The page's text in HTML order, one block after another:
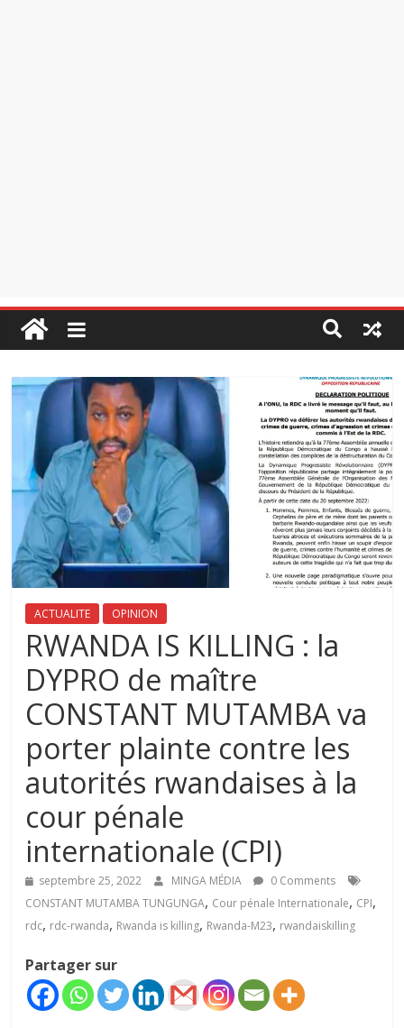
ACTUALITE OPINION
RWANDA IS KILLING : la
DYPRO de maître
CONSTANT MUTAMBA va
porter plainte contre les
autorités rwandaises à la
cour pénale
internationale (CPI)
septembre 25, 2022 MINGA MÉDIA
0 Comments
CONSTANT MUTAMBA TUNGUNGA, Cour pénale Internationale, CPI,
rdc, rdc-rwanda, Rwanda is killing, Rwanda-M23, rwandaiskilling
Partager sur